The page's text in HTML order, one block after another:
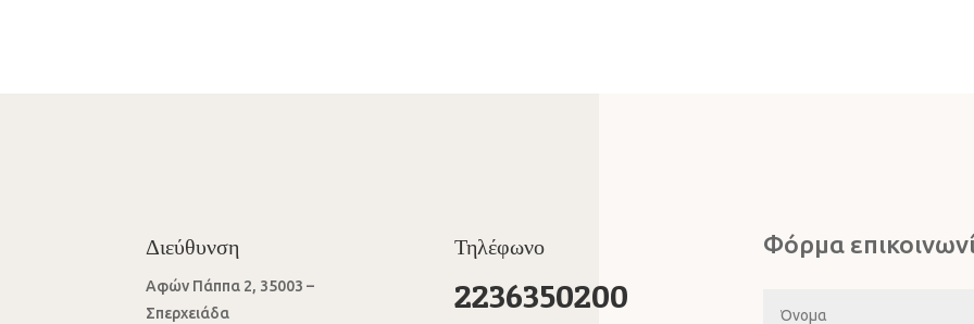
Διεύθυνση
Αφών Πάππα 2, 35003 –
Σπερχειάδα
Τηλέφωνο
2236350200
Φόρμα